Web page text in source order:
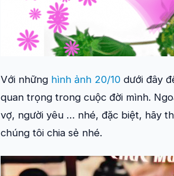
Với những hình ảnh 20/10 dưới đây
quan trọng trong cuộc đời mình.
vợ, người yêu … nhé, đặc biệt, hãy
chúng tôi chia sẻ nhé.